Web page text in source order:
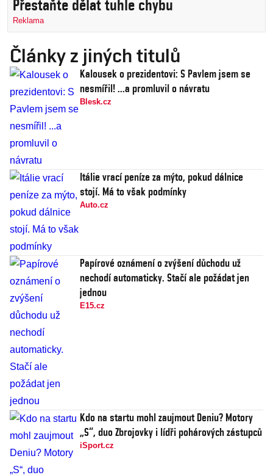
Přestaňte dělat tuhle chybu
Reklama
Články z jiných titulů
Kalousek o prezidentovi: S Pavlem jsem se
nesmířil! ...a promluvil o návratu
Blesk.cz
Itálie vrací peníze za mýto, pokud dálnice
stojí. Má to však podmínky
Auto.cz
Papírové oznámení o zvýšení důchodu už
nechodí automaticky. Stačí ale požádat jen
jednou
E15.cz
Kdo na startu mohl zaujmout Deniu? Motory
„S“, duo Zbrojovky i lídři pohárových zástupců
iSport.cz